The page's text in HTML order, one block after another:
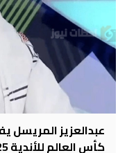
عبدالعزيز المريسل
كأس العالم للأندية 2025